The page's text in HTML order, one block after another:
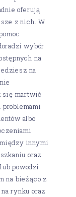
oferują
z nich. W
wybór
na
na
się martwić
albo
innymi
oraz
powodzi.
na bieżąco z
rynku oraz